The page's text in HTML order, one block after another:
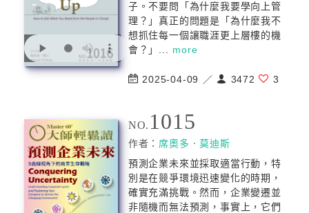
子。不要問「為什麼我要學向上管
理？」真正的問題是「為什麼我不
想抓住每一個讓職涯更上層樓的機
會？」... more
2025-04-09 ／ 3472 3
NO. 1015
作者： 席奧多．莫迪斯
預測企業未來並採取適當行動，特
別是在競爭環境迅速變化的時期，
確實充滿挑戰。然而，企業變遷並
非隨機而無法預測，事實上，它們